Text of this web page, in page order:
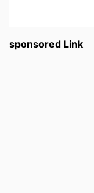
sponsored Link